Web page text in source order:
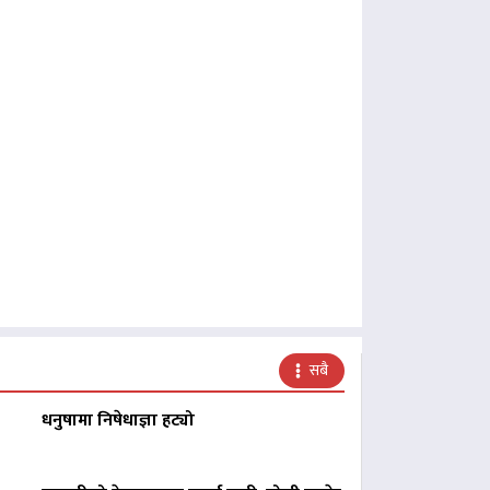
सबै
धनुषामा निषेधाज्ञा हट्यो